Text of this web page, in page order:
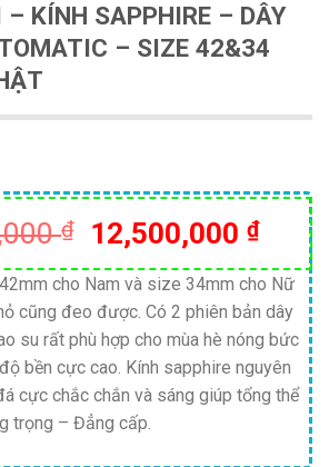
KÍNH SAPPHIRE – DÂY
– SIZE 42&34
₫
Giá
gốc
là:
13,400,000 ₫.
12,500,000 ₫Giá
hiện
tại
là:
cho Nam và size 34mm cho Nữ
cũng đeo được. Có 2 phiên bản dây
su rất phù hợp cho mùa hè nóng bức
bền cực cao. Kính sapphire nguyên
cực chắc chắn và sáng giúp tổng thể
trọng – Đẳng cấp.